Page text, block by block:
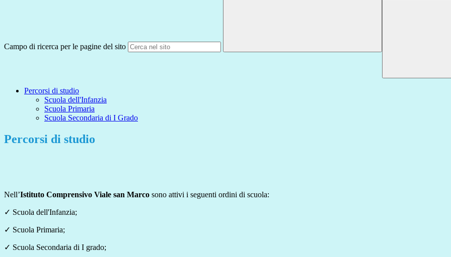
Campo di ricerca per le pagine del sito
Percorsi di studio
Scuola dell'Infanzia
Scuola Primaria
Scuola Secondaria di I Grado
Percorsi di studio
Nell’Istituto Comprensivo Viale san Marco sono attivi i seguenti ordini di scuola:
✓ Scuola dell'Infanzia;
✓ Scuola Primaria;
✓ Scuola Secondaria di I grado;